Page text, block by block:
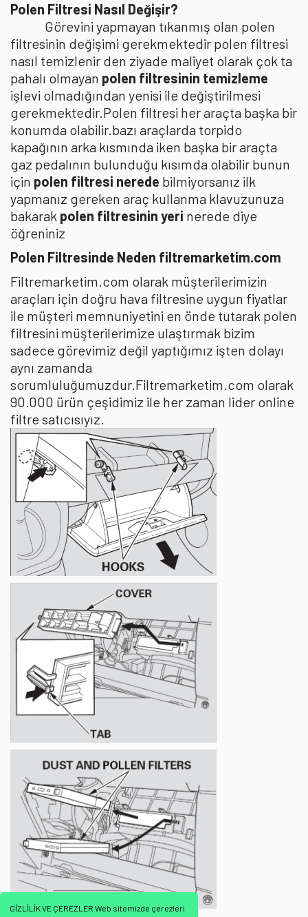
GİZLİLİK VE ÇEREZLER Web sitemizde çerezleri
Polen Filtresi Nasıl Değişir?
Görevini yapmayan tıkanmış olan polen
filtresinin değişimi gerekmektedir polen filtresi
nasıl temizlenir den ziyade maliyet olarak çok ta
pahalı olmayan polen filtresinin temizleme
işlevi olmadığından yenisi ile değiştirilmesi
gerekmektedir.Polen filtresi her araçta başka bir
konumda olabilir.bazı araçlarda torpido
kapağının arka kısmında iken başka bir araçta
gaz pedalının bulunduğu kısımda olabilir bunun
için polen filtresi nerede bilmiyorsanız ilk
yapmanız gereken araç kullanma klavuzunuza
bakarak polen filtresinin yeri nerede diye
öğreniniz
Polen Filtresinde Neden filtremarketim.com
Filtremarketim.com olarak müşterilerimizin
araçları için doğru hava filtresine uygun fiyatlar
ile müşteri memnuniyetini en önde tutarak polen
filtresini müşterilerimize ulaştırmak bizim
sadece görevimiz değil yaptığımız işten dolayı
aynı zamanda
sorumluluğumuzdur.Filtremarketim.com olarak
90.000 ürün çeşidimiz ile her zaman lider online
filtre satıcısıyız.